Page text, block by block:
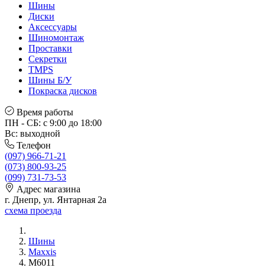
Шины
Диски
Аксессуары
Шиномонтаж
Проставки
Секретки
TMPS
Шины Б/У
Покраска дисков
Время работы
ПН - СБ: с 9:00 до 18:00
Вс: выходной
Телефон
(097) 966-71-21
(073) 800-93-25
(099) 731-73-53
Адрес магазина
г. Днепр, ул. Янтарная 2а
схема проезда
Шины
Maxxis
M6011